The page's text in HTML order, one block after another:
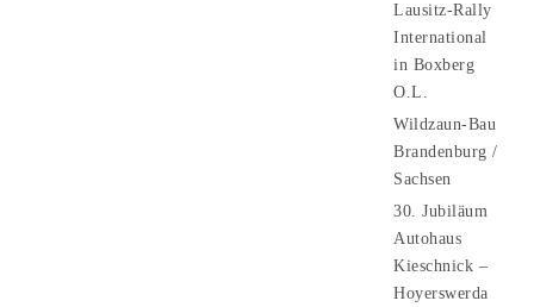
Lausitz-Rally
International
in Boxberg
O.L.
Wildzaun-Bau
Brandenburg /
Sachsen
30. Jubiläum
Autohaus
Kieschnick –
Hoyerswerda